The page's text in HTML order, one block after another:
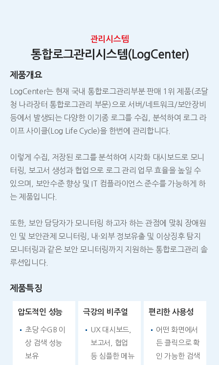
관리시스템
통합로그관리시스템(LogCenter)
제품개요
LogCenter는 현재 국내 통합로그관리부분 판매 1위 제품(조달
청 나라장터 통합로그관리 부문)으로 서버/네트워크/보안장비
등에서 발생되는 다양한 이기종 로그를 수집, 분석하여 로그 라
이프 사이클(Log Life Cycle)을 한번에 관리합니다.
이렇게 수집, 저장된 로그를 분석하여 시각화 대시보드로 모니
터링, 보고서 생성과 협업으로 로그 관리 업무 효율을 높일 수
있으며, 보안수준 향상 및 IT 컴플라이언스 준수를 가능하게 하
는 제품입니다.
또한, 보안 담당자가 모니터링 하고자 하는 관점에 맞춰 장애원
인 및 보안관제 모니터링, 내·외부 정보유출 및 이상징후 탐지
모니터링과 같은 보안 모니터링까지 지원하는 통합로그관리 솔
루션입니다.
제품특징
압도적인 성능
초당 수GB 이
상 검색 성능
보유
극강의 비주얼
UX 대시보드,
보고서, 협업
등 심플한 메뉴
편리한 사용성
어떤 화면에서
든 클릭으로 확
인 가능한 검색